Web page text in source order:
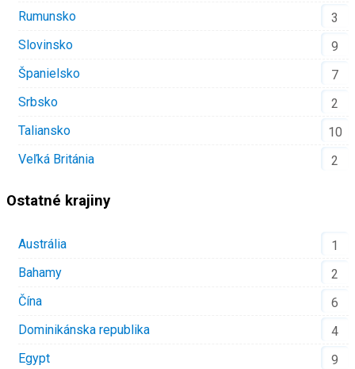
Rumunsko
3
Slovinsko
9
Španielsko
7
Srbsko
2
Taliansko
10
Veľká Británia
2
Ostatné krajiny
Austrália
1
Bahamy
2
Čína
6
Dominikánska republika
4
Egypt
9